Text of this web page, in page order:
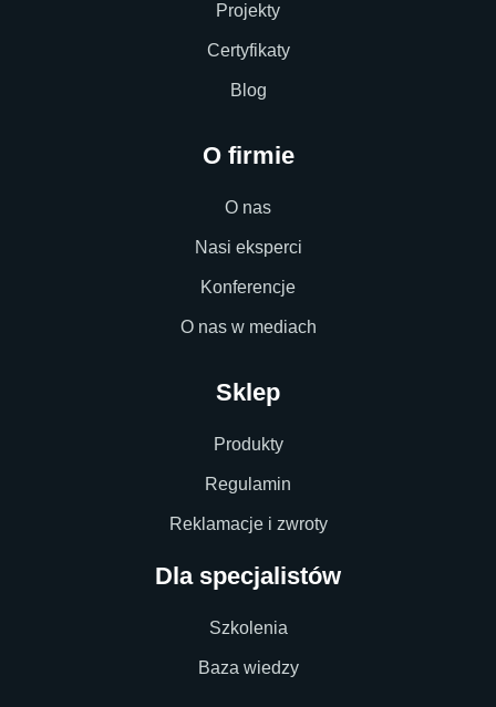
Projekty
Certyfikaty
Blog
O firmie
O nas
Nasi eksperci
Konferencje
O nas w mediach
Sklep
Produkty
Regulamin
Reklamacje i zwroty
Dla specjalistów
Szkolenia
Baza wiedzy